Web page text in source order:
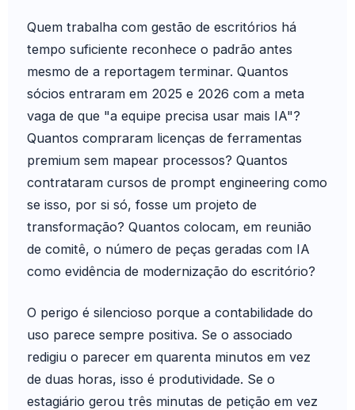
Quem trabalha com gestão de escritórios há
tempo suficiente reconhece o padrão antes
mesmo de a reportagem terminar. Quantos
sócios entraram em 2025 e 2026 com a meta
vaga de que "a equipe precisa usar mais IA"?
Quantos compraram licenças de ferramentas
premium sem mapear processos? Quantos
contrataram cursos de prompt engineering como
se isso, por si só, fosse um projeto de
transformação? Quantos colocam, em reunião
de comitê, o número de peças geradas com IA
como evidência de modernização do escritório?
O perigo é silencioso porque a contabilidade do
uso parece sempre positiva. Se o associado
redigiu o parecer em quarenta minutos em vez
de duas horas, isso é produtividade. Se o
estagiário gerou três minutas de petição em vez